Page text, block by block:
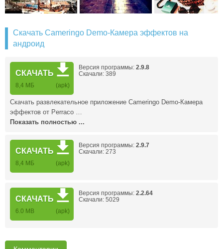
Скачать Cameringo Demo-Камера эффектов на
андроид
СКАЧАТЬ
8,4 МБ (apk)
Версия программы: 2.9.8
Скачали: 389
Скачать развлекательное приложение Cameringo Demo-Камера
эффектов от Perraco …
Показать полностью ...
СКАЧАТЬ
8,4 МБ (apk)
Версия программы: 2.9.7
Скачали: 273
СКАЧАТЬ
6.0 MB (apk)
Версия программы: 2.2.64
Скачали: 5029